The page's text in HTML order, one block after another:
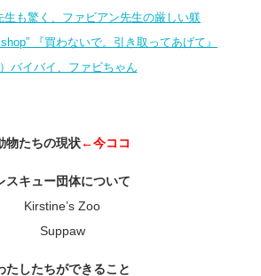
生も驚く、ファビアン先生の厳しい躾
『買わないで。引き取ってあげて』
バイバイ、ファビちゃん
物たちの現状←今ココ
スキュー団体について
Kirstine’s Zoo
Suppaw
たしたちができること